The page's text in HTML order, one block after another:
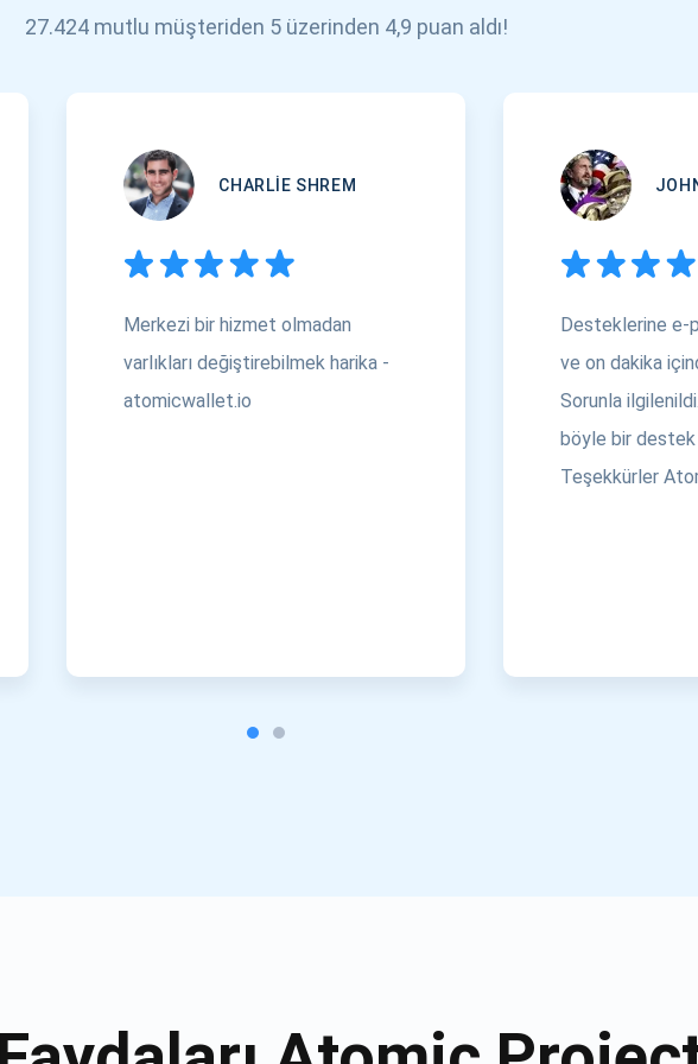
27.424 mutlu müşteriden 5 üzerinden 4,9 puan aldı!
CHARLIE SHREM
Merkezi bir hizmet olmadan
varlıkları değiştirebilmek harika -
atomicwallet.io
Desteklerine e-
ve on dakika
Sorunla
böyle bir destek
Teşekkürler